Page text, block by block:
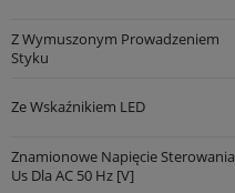
Z Wymuszonym Prowadzeniem
Styku
Ze Wskaźnikiem LED
Znamionowe Napięcie Sterowania
Us Dla AC 50 Hz [V]